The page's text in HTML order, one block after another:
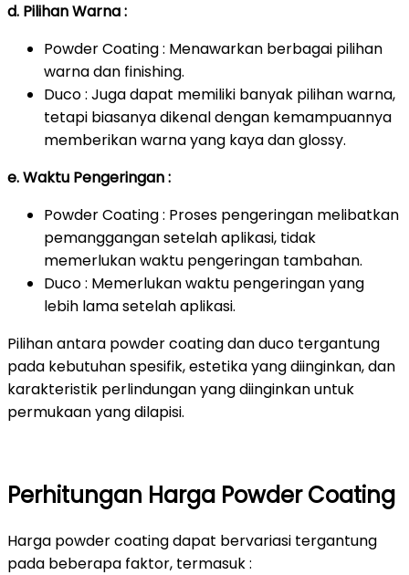
d. Pilihan Warna :
Powder Coating : Menawarkan berbagai pilihan
warna dan finishing.
Duco : Juga dapat memiliki banyak pilihan warna,
tetapi biasanya dikenal dengan kemampuannya
memberikan warna yang kaya dan glossy.
e. Waktu Pengeringan :
Powder Coating : Proses pengeringan melibatkan
pemanggangan setelah aplikasi, tidak
memerlukan waktu pengeringan tambahan.
Duco : Memerlukan waktu pengeringan yang
lebih lama setelah aplikasi.
Pilihan antara powder coating dan duco tergantung
pada kebutuhan spesifik, estetika yang diinginkan, dan
karakteristik perlindungan yang diinginkan untuk
permukaan yang dilapisi.
Perhitungan Harga Powder Coating
Harga powder coating dapat bervariasi tergantung
pada beberapa faktor, termasuk :